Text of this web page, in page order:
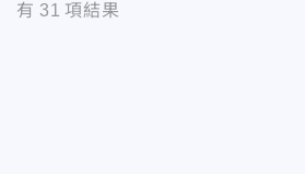
有 31 項結果